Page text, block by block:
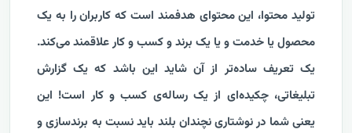
تولید محتوا، این محتوای هدفمند است که کاربران را به یک
محصول یا خدمت و یا یک برند و کسب و کار علاقمند می‌کند.
یک تعریف ساده‌تر از آن شاید این باشد که یک گزارش
تبلیغاتی، چکیده‌ای از یک رساله‌ی کسب و کار است! این
یعنی شما در نوشتاری نچندان بلند باید نسبت به برندسازی و